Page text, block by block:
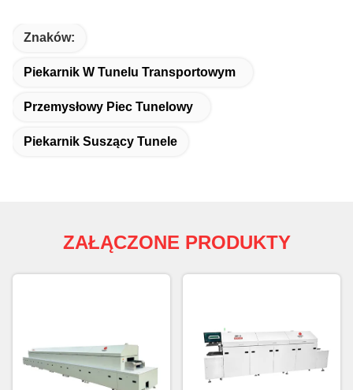
Znaków:
Piekarnik W Tunelu Transportowym
Przemysłowy Piec Tunelowy
Piekarnik Suszący Tunele
ZAŁĄCZONE PRODUKTY